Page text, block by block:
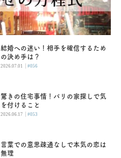
結婚への迷い！相手を確信するため
の決め手は？
2026.07.01 |#056
驚きの住宅事情！パリの家探しで気
を付けること
2026.06.17 |#053
言葉での意思疎通なしで本気の恋は
無理